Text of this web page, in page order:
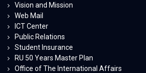
Vision and Mission
Web Mail
ICT Center
Public Relations
Student Insurance
RU 50 Years Master Plan
Office of The International Affairs